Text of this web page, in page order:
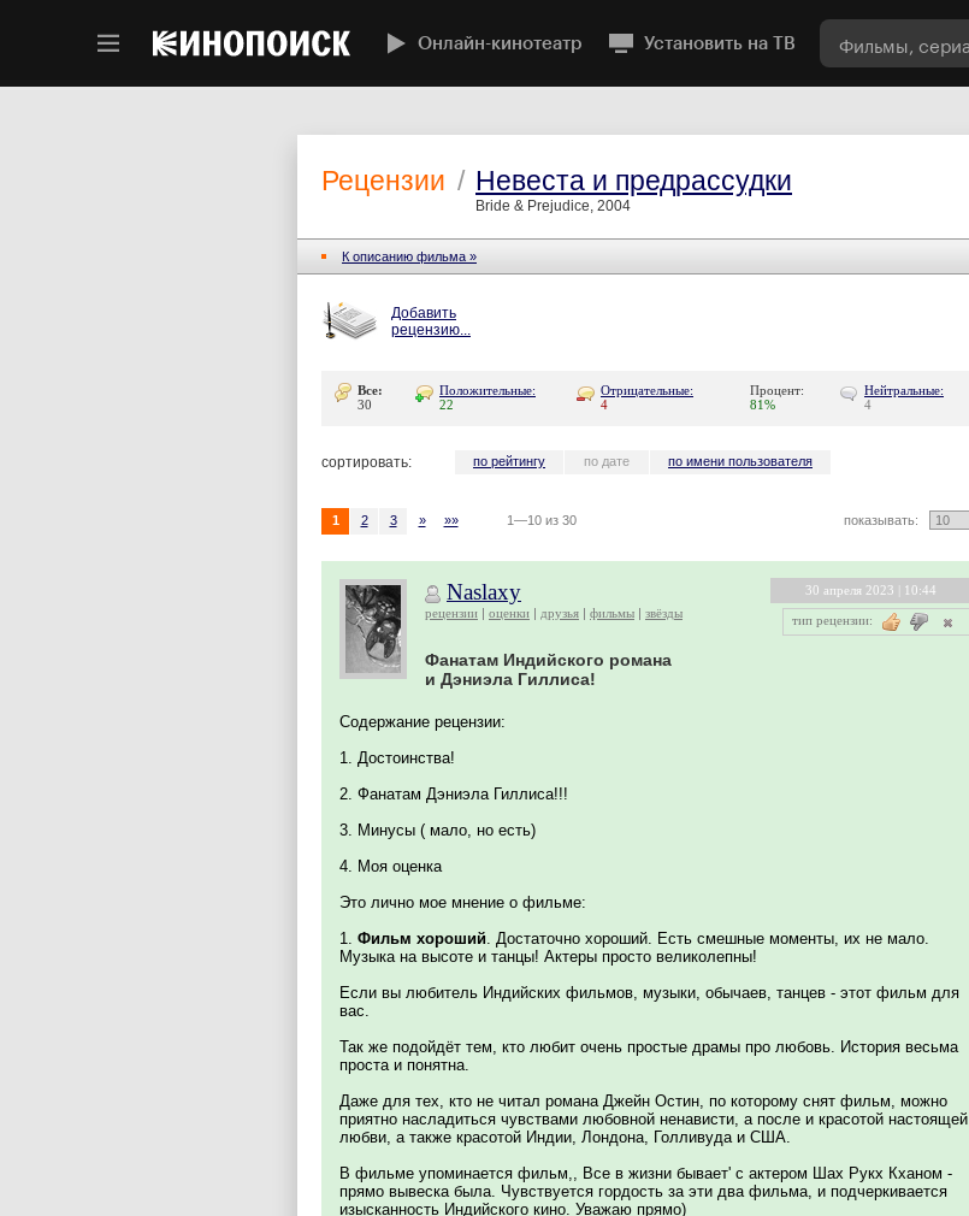
Онлайн-кинотеатр Установить на ТВ
Рецензии / Невеста и предрассудки
Bride & Prejudice, 2004
К описанию фильма »
Добавить
рецензию...
Все:
30
Положительные:
22
Отрицательные:
4
Процент:
81%
Нейтральные:
4
сортировать: по рейтингу по дате по имени пользователя
показывать:
1 2 3 » »» 1—10 из 30
Naslaxy
рецензии оценки друзья фильмы звёзды
Фанатам Индийского романа
и Дэниэла Гиллиса!
Содержание рецензии:
1. Достоинства!
2. Фанатам Дэниэла Гиллиса!!!
3. Минусы ( мало, но есть)
4. Моя оценка
Это лично мое мнение о фильме:
1. Фильм хороший. Достаточно хороший. Есть смешные моменты, их не мало.
Музыка на высоте и танцы! Актеры просто великолепны!
Если вы любитель Индийских фильмов, музыки, обычаев, танцев - этот фильм для
вас.
Так же подойдёт тем, кто любит очень простые драмы про любовь. История весьма
проста и понятна.
Даже для тех, кто не читал романа Джейн Остин, по которому снят фильм, можно
приятно насладиться чувствами любовной ненависти, а после и красотой настоящей
любви, а также красотой Индии, Лондона, Голливуда и США.
В фильме упоминается фильм,, Все в жизни бывает' с актером Шах Рукх Кханом -
прямо вывеска была. Чувствуется гордость за эти два фильма, и подчеркивается
изысканность Индийского кино. Уважаю прямо)
30 апреля 2023 | 10:44
тип рецензии: